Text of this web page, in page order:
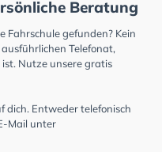
Beratung
Fahrschule gefunden? Kein
Telefonat,
Nutze unsere gratis
dich. Entweder telefonisch
Mail unter